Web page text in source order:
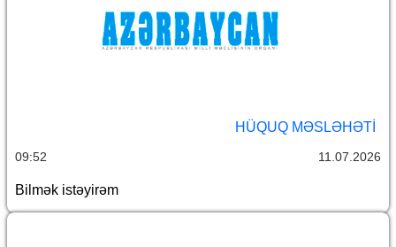
HÜQUQ MƏSLƏHƏTI
09:52 11.07.2026
Bilmək istəyirəm